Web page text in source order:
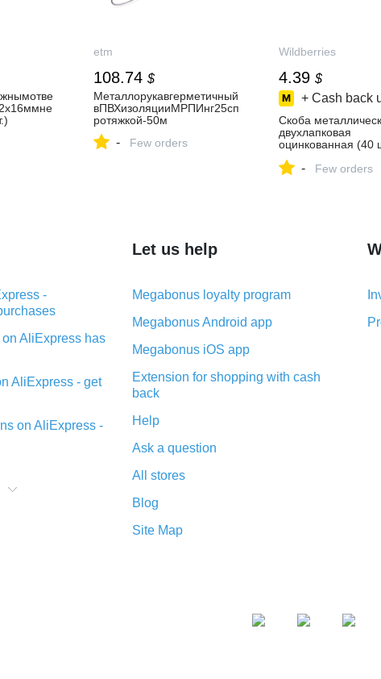
etm
108.74 $
Металлорукавгерметичный
вПВХизоляцииМРПИнг25сп
ротяжкой-50м
- Few orders
Wildberries
4.39 $
+ Cash back
Скоба
двухлапковая
оцинкованная (40
за 331 ₽ в
- Few orders
-
AliExpress has
AliExpress - get
on AliExpress -
- short and
Let us help
Megabonus loyalty program
Megabonus Android app
Megabonus iOS app
Extension for shopping with cash
back
Help
Ask a question
All stores
Blog
Site Map